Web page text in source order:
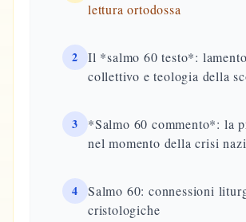
lettura ortodossa
2
Il *salmo 60 testo*: lamento
collettivo e teologia della
3
*Salmo 60 commento*: la
nel momento della crisi
4
Salmo 60: connessioni
cristologiche